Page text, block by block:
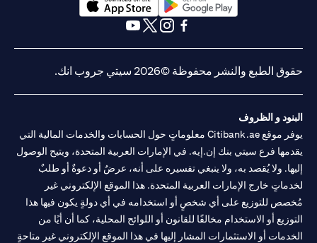
(opens in a new tab)
حقوق الطبع والنشر محفوظة ©2026 سيتي جروب انك.
البنود و الظروف
يوفر موقع Citibank.ae معلوماتٍ حول الحسابات والخدمات المالية التي
يقدمها فرع سيتي بنك إن.إيه. في الإمارات العربية المتحدة، ويتيح الوصول
إليها. ولا يُقصد به، ولا ينبغي تفسيره على أنه، عرضٌ أو دعوةٌ أو طلبٌ
لخدماتٍ خارج الإمارات العربية المتحدة. هذا الموقع الإلكتروني غير
مُخصص للتوزيع على أي شخصٍ أو استخدامه في أي دولةٍ يكون فيها هذا
التوزيع أو الاستخدام مخالفًا للقانون أو اللوائح المحلية، كما أن أيًا من
الخدمات أو الاستثمارات المشار إليها في هذا الموقع الإلكتروني غير متاحةٍ